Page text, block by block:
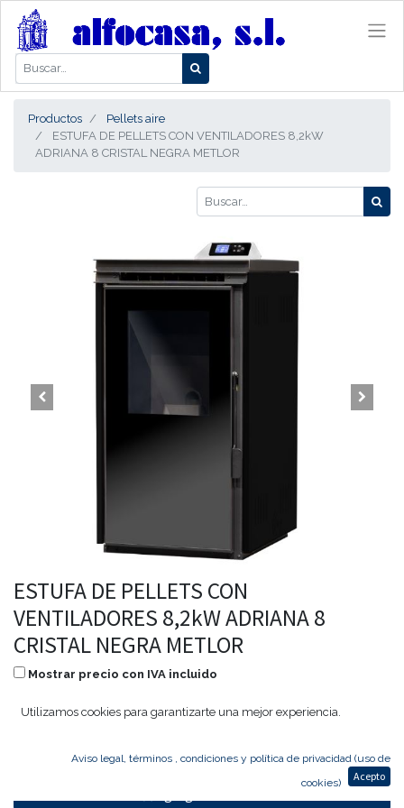
Productos
Pellets aire
ESTUFA DE PELLETS CON VENTILADORES 8,2kW
ADRIANA 8 CRISTAL NEGRA METLOR
ESTUFA DE PELLETS CON
VENTILADORES 8,2kW ADRIANA 8
CRISTAL NEGRA METLOR
Mostrar precio con IVA incluido
1.435,00€1.076,25€
Utilizamos cookies para garantizarte una mejor experiencia.
Aviso legal, términos , condiciones y política de privacidad (uso de
cookies)
Acepto